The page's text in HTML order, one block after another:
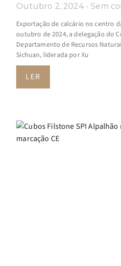
Outubro 2, 2024 Sem
Exportação de calcário no centro
outubro de 2024, a delegação do
Departamento de Recursos
Sichuan, liderada por Xu
LER